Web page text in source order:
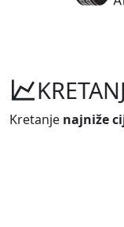
Kretanje najniže